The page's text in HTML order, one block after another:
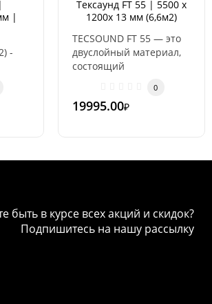
|
-
Тексаунд FT 55 | 5500 х
1200х 13 мм (6,6м2)
TECSOUND FT 55 — это
двуслойный материал,
состоящий
0
19995.00₽
быть в курсе всех акций и скидок?
Подпишитесь на нашу рассылку